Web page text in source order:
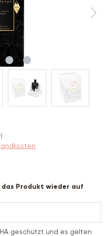
Produkt wieder auf
geschützt und es gelten